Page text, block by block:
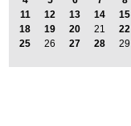
11
12 13 14 15
18
19 20 21 22
25
26 27 28 29